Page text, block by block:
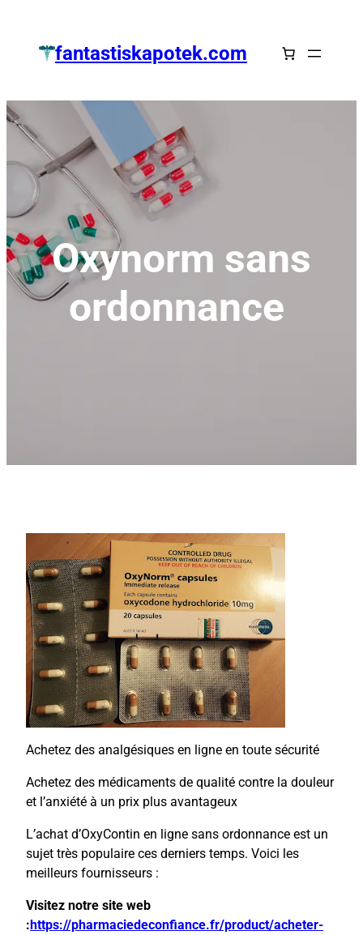
springenfantastiskapotek.com
Oxynorm sans
ordonnance
Achetez des analgésiques en ligne en toute sécurité
Achetez des médicaments de qualité contre la douleur
et l’anxiété à un prix plus avantageux
L’achat d’OxyContin en ligne sans ordonnance est un
sujet très populaire ces derniers temps. Voici les
meilleurs fournisseurs :
Visitez notre site web
: https://pharmaciedeconfiance.fr/product/acheter-